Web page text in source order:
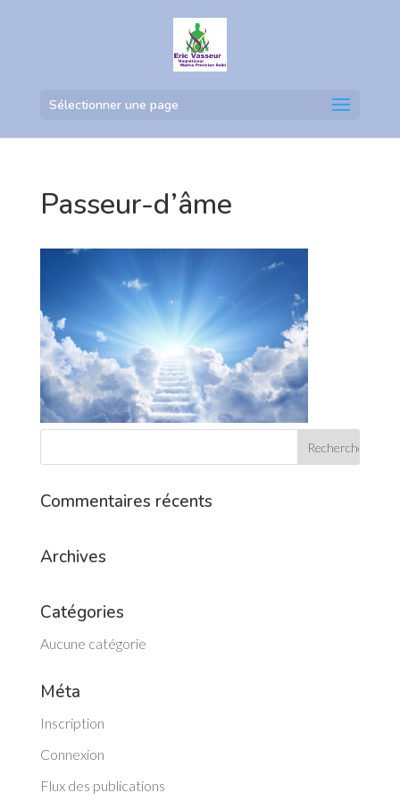
Sélectionner une page
Passeur-d’âme
Commentaires récents
Archives
Catégories
Aucune catégorie
Méta
Inscription
Connexion
Flux des publications